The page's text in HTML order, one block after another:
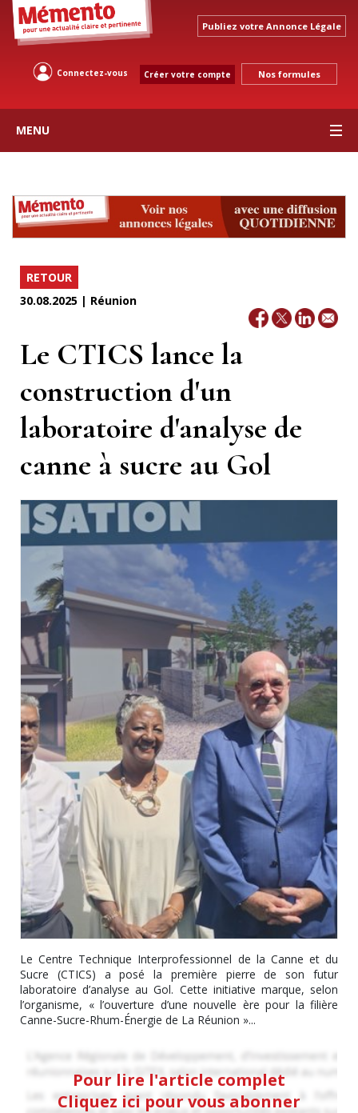
Publiez votre Annonce Légale
Connectez-vous Créer votre compte Nos formules
MENU
RETOUR
30.08.2025 | Réunion
Le CTICS lance la
construction d'un
laboratoire d'analyse de
canne à sucre au Gol
Le Centre Technique Interprofessionnel de la Canne et du
Sucre (CTICS) a posé la première pierre de son futur
laboratoire d’analyse au Gol. Cette initiative marque, selon
l’organisme, « l’ouverture d’une nouvelle ère pour la filière
Canne-Sucre-Rhum-Énergie de La Réunion »...
Pour lire l'article complet
Cliquez ici pour vous abonner